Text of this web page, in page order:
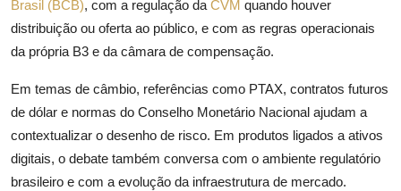
Brasil (BCB), com a regulação da CVM quando houver
distribuição ou oferta ao público, e com as regras operacionais
da própria B3 e da câmara de compensação.
Em temas de câmbio, referências como PTAX, contratos futuros
de dólar e normas do Conselho Monetário Nacional ajudam a
contextualizar o desenho de risco. Em produtos ligados a ativos
digitais, o debate também conversa com o ambiente regulatório
brasileiro e com a evolução da infraestrutura de mercado.